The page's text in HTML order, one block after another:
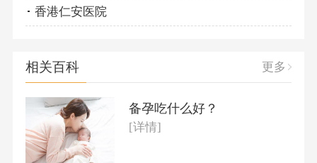
香港仁安医院
相关百科 更多
备孕吃什么好？
[详情]